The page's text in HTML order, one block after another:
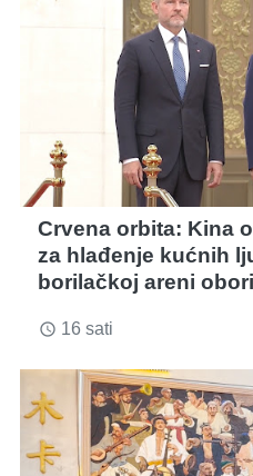
Crvena orbita: Kina
za hlađenje kućnih
borilačkoj areni
access_time 16 sati